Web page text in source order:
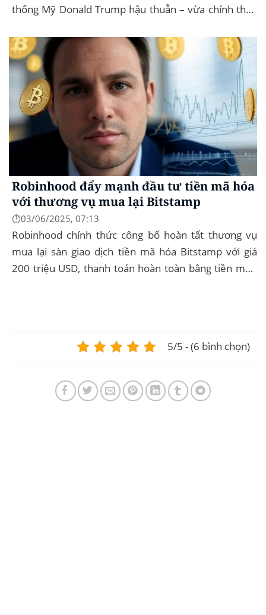
thống Mỹ Donald Trump hậu thuẫn – vừa chính thức
Robinhood đẩy mạnh đầu tư tiền mã hóa
với thương vụ mua lại Bitstamp
⏱️03/06/2025, 07:13
Robinhood chính thức công bố hoàn tất thương vụ
mua lại sàn giao dịch tiền mã hóa Bitstamp với giá
200 triệu USD, thanh toán hoàn toàn bằng tiền mặt.
5/5 - (6 bình chọn)